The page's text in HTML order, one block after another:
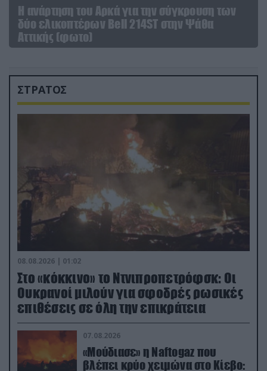
Η ανάρτηση του Αρκά για την σύγκρουση των
δύο ελικοπτέρων Bell 214ST στην Ψάθα
Αττικής (φωτο)
ΣΤΡΑΤΟΣ
08.08.2026 | 01:02
Στο «κόκκινο» το Ντνιπροπετρόφσκ: Οι
Ουκρανοί μιλούν για σφοδρές ρωσικές
επιθέσεις σε όλη την επικράτεια
07.08.2026
«Μούδιασε» η Naftogaz που
βλέπει κρύο χειμώνα στο Κίεβο: